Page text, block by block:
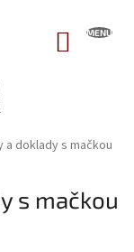
a doklady s mačkou
s mačkou